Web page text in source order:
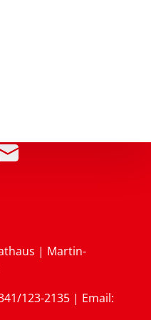
| Martin-
123-2135 | Email: